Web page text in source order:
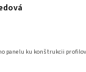
panelu ku konštrukcii profilov